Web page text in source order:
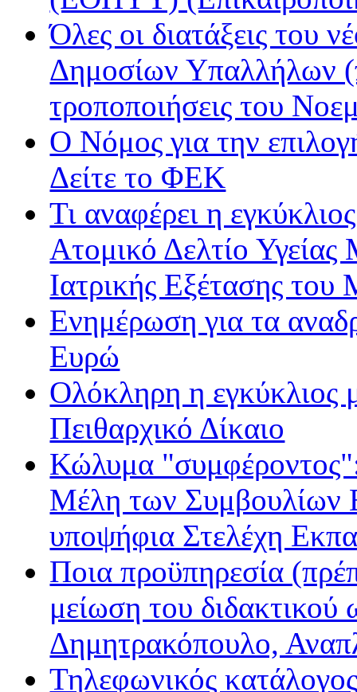
Όλες οι διατάξεις του
Δημοσίων Υπαλλήλων
τροποποιήσεις του
Ο Νόμος για την
Δείτε το ΦΕΚ
Τι αναφέρει η
Ατομικό Δελτίο
Ιατρικής Εξέτασης
Ενημέρωση για τα
Ευρώ
Ολόκληρη η εγκύκλιος
Πειθαρχικό Δίκαιο
Κώλυμα "συμφέροντος":
Μέλη των Συμβουλίων
υποψήφια Στελέχη
Ποια προϋπηρεσία
μείωση του
Δημητρακόπουλο,
Τηλεφωνικός